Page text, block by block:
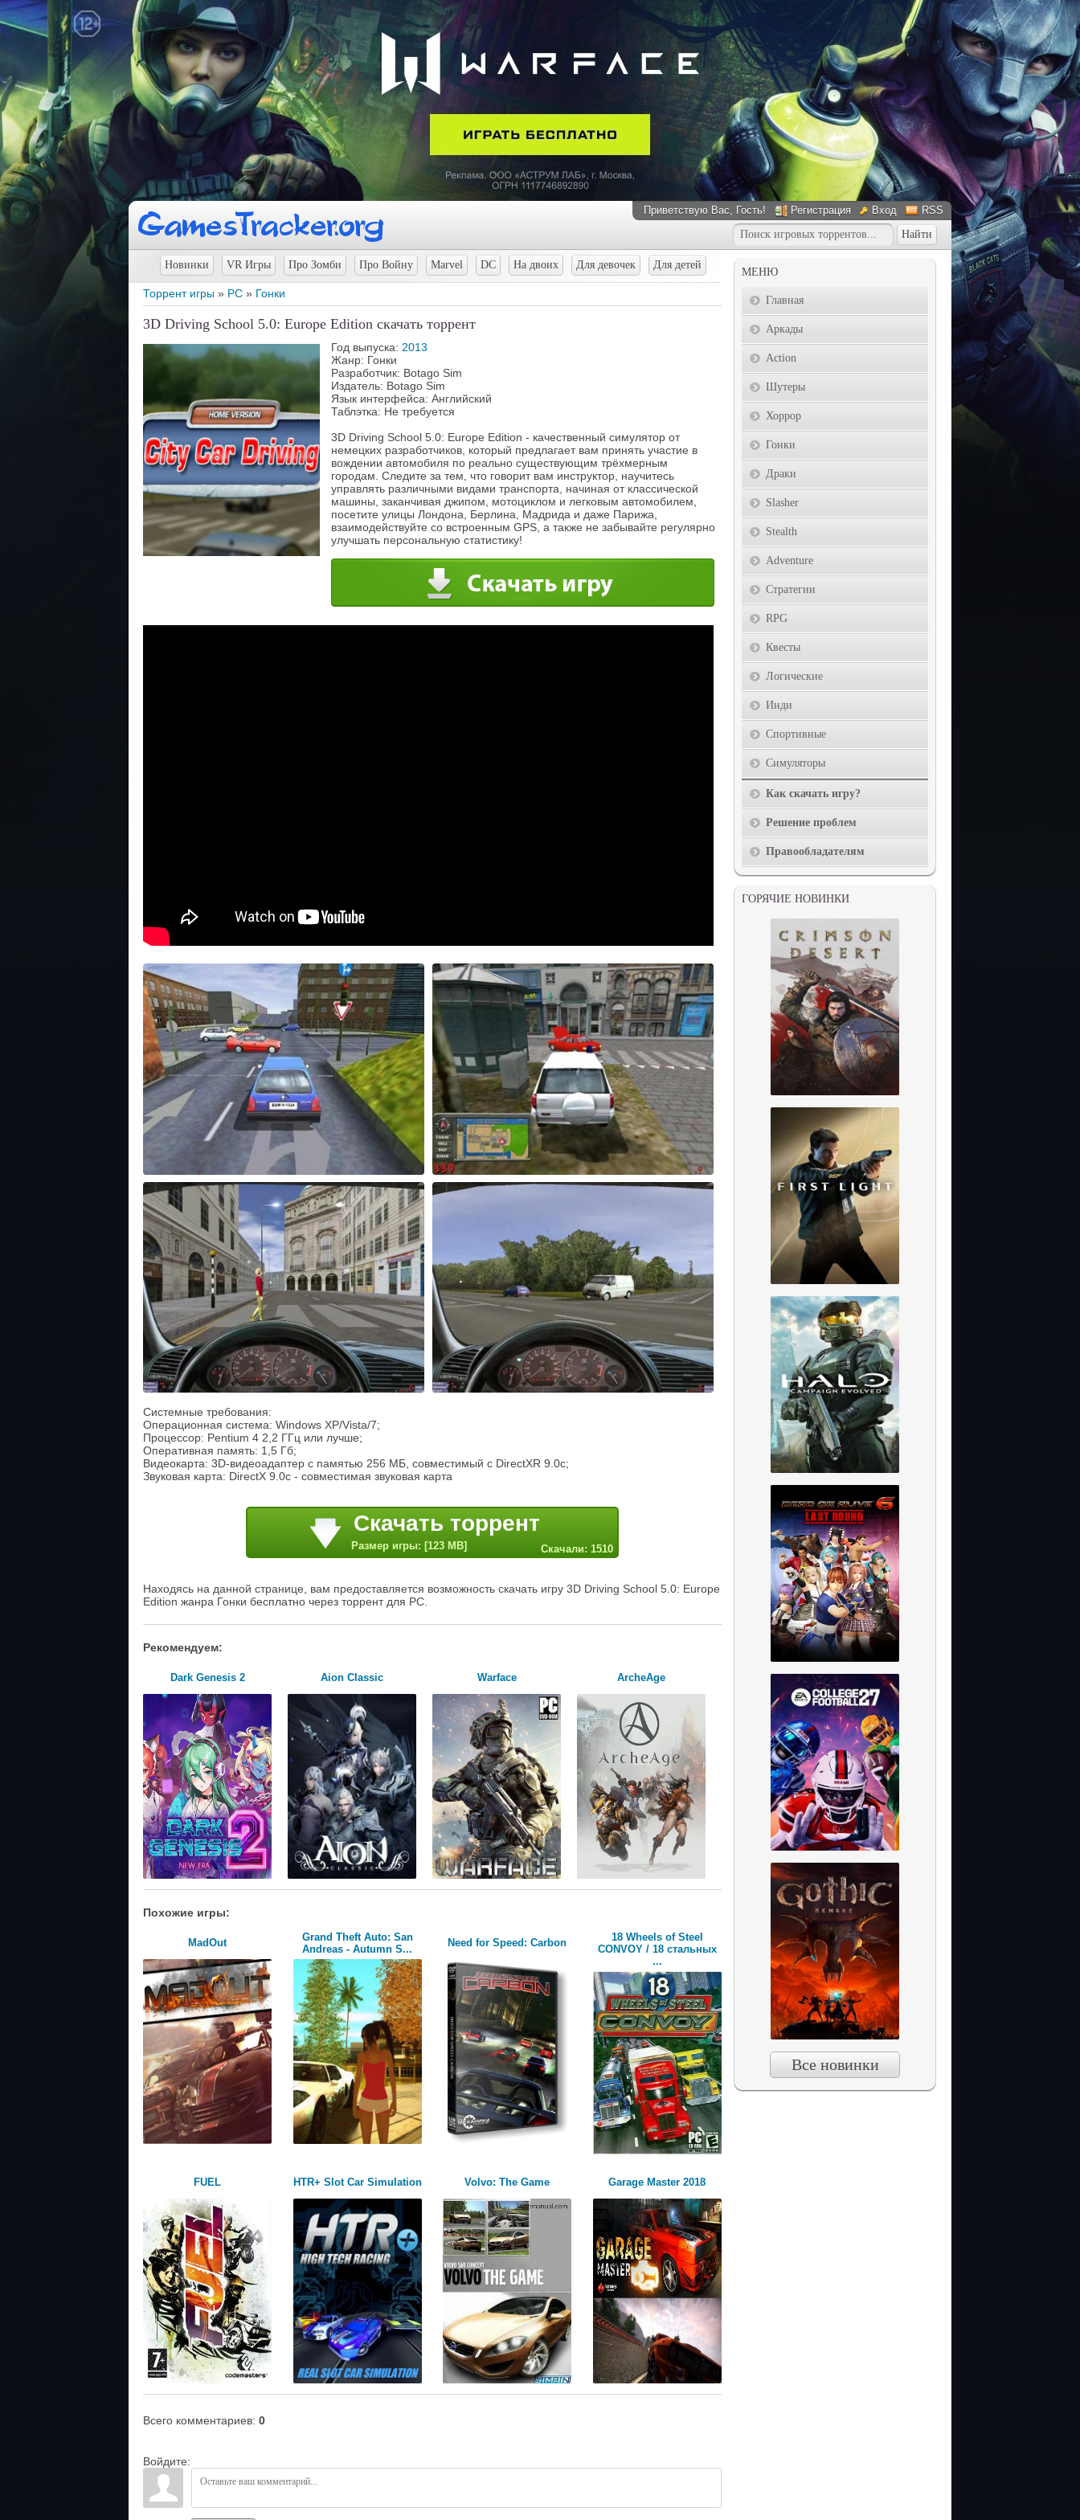
Приветствую Вас, Гость! Регистрация Вход RSS
Новинки VR Игры Про Зомби Про Войну Marvel DC На двоих Для девочек Для детей
Торрент игры » PC » Гонки
3D Driving School 5.0: Europe Edition скачать торрент
Год выпуска: 2013
Жанр: Гонки
Разработчик: Botago Sim
Издатель: Botago Sim
Язык интерфейса: Английский
Таблэтка: Не требуется
3D Driving School 5.0: Europe Edition - качественный симулятор от
немецких разработчиков, который предлагает вам принять участие в
вождении автомобиля по реально существующим трёхмерным
городам. Следите за тем, что говорит вам инструктор, научитесь
управлять различными видами транспорта, начиная от классической
машины, заканчивая джипом, мотоциклом и легковым автомобилем,
посетите улицы Лондона, Берлина, Мадрида и даже Парижа,
взаимодействуйте со встроенным GPS, а также не забывайте регулярно
улучшать персональную статистику!
Системные требования:
Операционная система: Windows XP/Vista/7;
Процессор: Pentium 4 2,2 ГГц или лучше;
Оперативная память: 1,5 Гб;
Видеокарта: 3D-видеоадаптер с памятью 256 МБ, совместимый с DirectXR 9.0c;
Звуковая карта: DirectX 9.0с - совместимая звуковая карта
Скачать торрент
Размер игры: [123 MB] Скачали: 1510
Находясь на данной странице, вам предоставляется возможность скачать игру 3D Driving School 5.0: Europe
Edition жанра Гонки бесплатно через торрент для PC.
Рекомендуем:
Dark Genesis 2 Aion Classic Warface ArcheAge
Похожие игры:
MadOut
Grand Theft Auto: San
Andreas - Autumn S...
Need for Speed: Carbon
18 Wheels of Steel
CONVOY / 18 стальных
...
FUEL HTR+ Slot Car Simulation Volvo: The Game Garage Master 2018
Всего комментариев: 0
Войдите:
МЕНЮ
Главная
Аркады
Action
Шутеры
Хоррор
Гонки
Драки
Slasher
Stealth
Adventure
Стратегии
RPG
Квесты
Логические
Инди
Спортивные
Симуляторы
Как скачать игру?
Решение проблем
Правообладателям
ГОРЯЧИЕ НОВИНКИ
Все новинки